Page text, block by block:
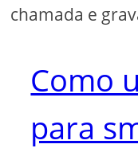
chamada e
Como
para